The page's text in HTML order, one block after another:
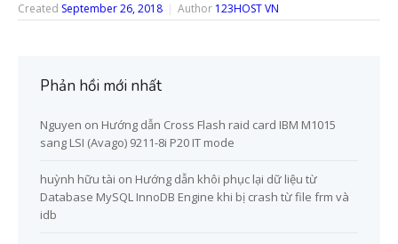
Created September 26, 2018 Author 123HOST VN
Phản hồi mới nhất
Nguyen on Hướng dẫn Cross Flash raid card IBM M1015
sang LSI (Avago) 9211-8i P20 IT mode
huỳnh hữu tài on Hướng dẫn khôi phục lại dữ liệu từ
Database MySQL InnoDB Engine khi bị crash từ file frm và
idb